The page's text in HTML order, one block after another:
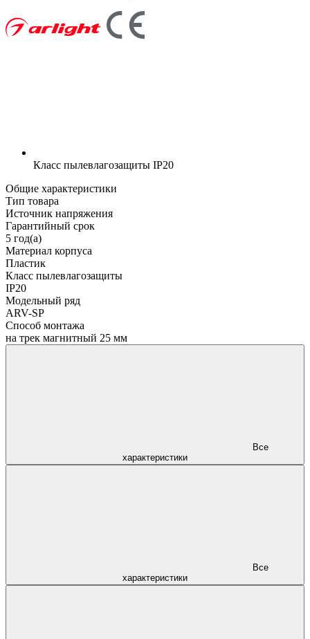
Класс пылевлагозащиты IP20
Общие характеристики
Тип товара
Источник напряжения
Гарантийный срок
5 год(а)
Материал корпуса
Пластик
Класс пылевлагозащиты
IP20
Модельный ряд
ARV-SP
Способ монтажа
на трек магнитный 25 мм
характеристики
характеристики